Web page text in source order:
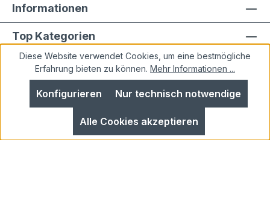
Informationen
Top Kategorien
Alle Preise inkl. gesetzl. Mehrwertsteuer zzgl.
Versandkostenund ggf. Nachnahmegebühren, wenn
nicht anders angegeben.
Diese Website verwendet Cookies, um eine bestmögliche
Erfahrung bieten zu können. Mehr Informationen ...
Nur technisch notwendige
Konfigurieren
Alle Cookies akzeptieren